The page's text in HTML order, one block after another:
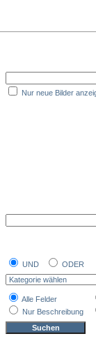
Nur neue Bilder
UND ODER
Alle Felder
Nur Beschreibung